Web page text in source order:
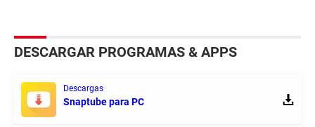
DESCARGAR PROGRAMAS & APPS
Descargas
Snaptube para PC